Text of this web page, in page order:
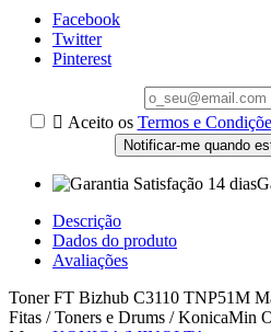
Facebook
Twitter
Pinterest
 Aceito os Termos e
Notificar-me quando
Descrição
Dados do produto
Avaliações
Toner FT Bizhub C3110 TNP51M
Fitas / Toners e Drums / KonicaMin